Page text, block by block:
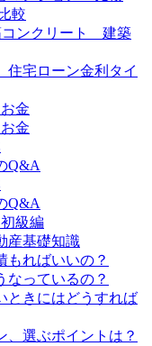
較
コンクリート 建築
宅ローン金利タイ
金
金
Q&A
Q&A
級編
産基礎知識
もればいいの？
なっているの？
ときにはどうすれば
、選ぶポイントは？